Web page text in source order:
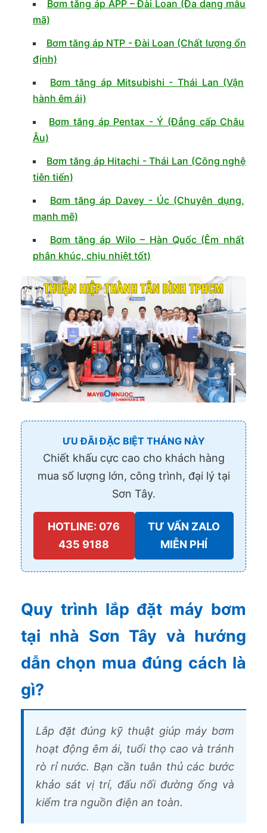
Bơm tăng áp APP – Đài Loan (Đa dạng mẫu
mã)
Bơm tăng áp NTP - Đài Loan (Chất lượng ổn
định)
Bơm tăng áp Mitsubishi - Thái Lan (Vận
hành êm ái)
Bơm tăng áp Pentax - Ý (Đẳng cấp Châu
Âu)
Bơm tăng áp Hitachi - Thái Lan (Công nghệ
tiên tiến)
Bơm tăng áp Davey - Úc (Chuyên dụng,
mạnh mẽ)
Bơm tăng áp Wilo – Hàn Quốc (Êm nhất
phân khúc, chịu nhiệt tốt)
ƯU ĐÃI ĐẶC BIỆT THÁNG NÀY
Chiết khấu cực cao cho khách hàng
mua số lượng lớn, công trình, đại lý tại
Sơn Tây.
HOTLINE: 076
435 9188
TƯ VẤN ZALO
MIỄN PHÍ
Quy trình lắp đặt máy bơm
tại nhà Sơn Tây và hướng
dẫn chọn mua đúng cách là
gì?
Lắp đặt đúng kỹ thuật giúp máy bơm
hoạt động êm ái, tuổi thọ cao và tránh
rò rỉ nước. Bạn cần tuân thủ các bước
khảo sát vị trí, đấu nối đường ống và
kiểm tra nguồn điện an toàn.